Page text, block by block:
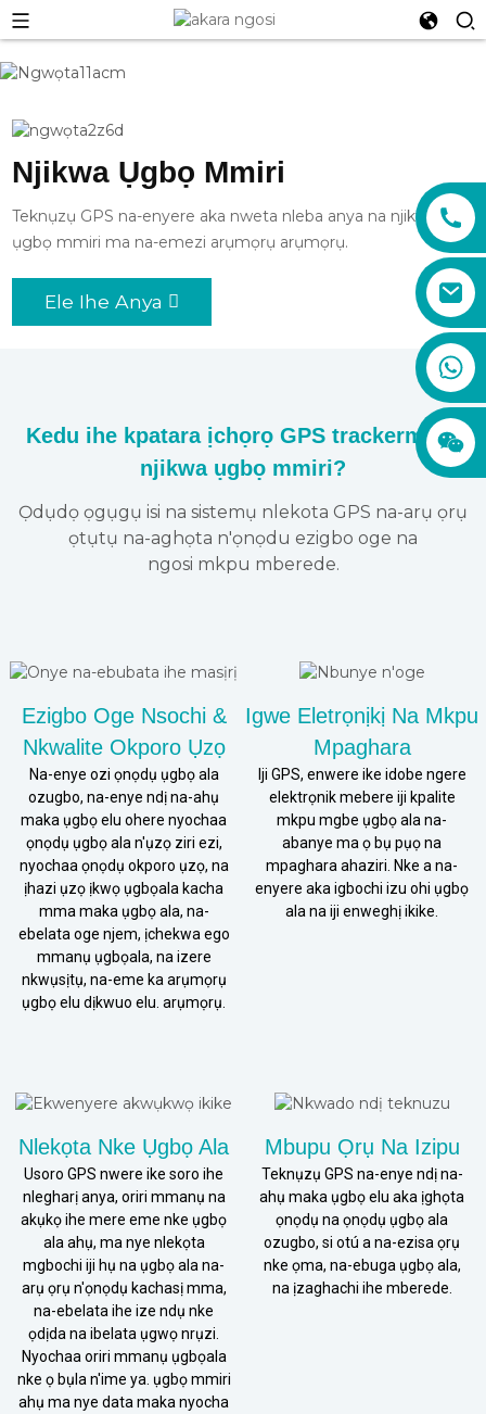
Njikwa Ụgbọ Mmiri
Teknụzụ GPS na-enyere aka nweta nleba anya na njikwa nke
ụgbọ mmiri ma na-emezi arụmọrụ arụmọrụ.
Ele Ihe Anya
Kedu ihe kpatara ịchọrọ GPS trackermaka
njikwa ụgbọ mmiri?
Ọdụdọ ọgụgụ isi na sistemụ nlekota GPS na-arụ ọrụ
ọtụtụ na-aghọta n'ọnọdu ezigbo oge na
ngosi mkpu mberede.
Ezigbo Oge Nsochi &
Nkwalite Okporo Ụzọ
Na-enye ozi ọnọdụ ụgbọ ala
ozugbo, na-enye ndị na-ahụ
maka ụgbọ elu ohere nyochaa
ọnọdụ ụgbọ ala n'ụzọ ziri ezi,
nyochaa ọnọdụ okporo ụzọ, na
ịhazi ụzọ ịkwọ ụgbọala kacha
mma maka ụgbọ ala, na-
ebelata oge njem, ịchekwa ego
mmanụ ụgbọala, na izere
nkwụsịtụ, na-eme ka arụmọrụ
ụgbọ elu dịkwuo elu. arụmọrụ.
Igwe Eletrọnịkị Na Mkpu
Mpaghara
Iji GPS, enwere ike idobe ngere
elektrọnik mebere iji kpalite
mkpu mgbe ụgbọ ala na-
abanye ma ọ bụ pụọ na
mpaghara ahaziri. Nke a na-
enyere aka igbochi izu ohi ụgbọ
ala na iji enweghị ikike.
Nlekọta Nke Ụgbọ Ala
Usoro GPS nwere ike soro ihe
nlegharị anya, oriri mmanụ na
akụkọ ihe mere eme nke ụgbọ
ala ahụ, ma nye nlekọta
mgbochi iji hụ na ụgbọ ala na-
arụ ọrụ n'ọnọdụ kachasị mma,
na-ebelata ihe ize ndụ nke
ọdịda na ibelata ụgwọ nrụzi.
Nyochaa oriri mmanụ ụgbọala
nke ọ bụla n'ime ya. ụgbọ mmiri
ahụ ma nye data maka nyocha
Mbupu Ọrụ Na Izipu
Teknụzụ GPS na-enye ndị na-
ahụ maka ụgbọ elu aka ịghọta
ọnọdụ na ọnọdụ ụgbọ ala
ozugbo, si otú a na-ezisa ọrụ
nke ọma, na-ebuga ụgbọ ala,
na ịzaghachi ihe mberede.